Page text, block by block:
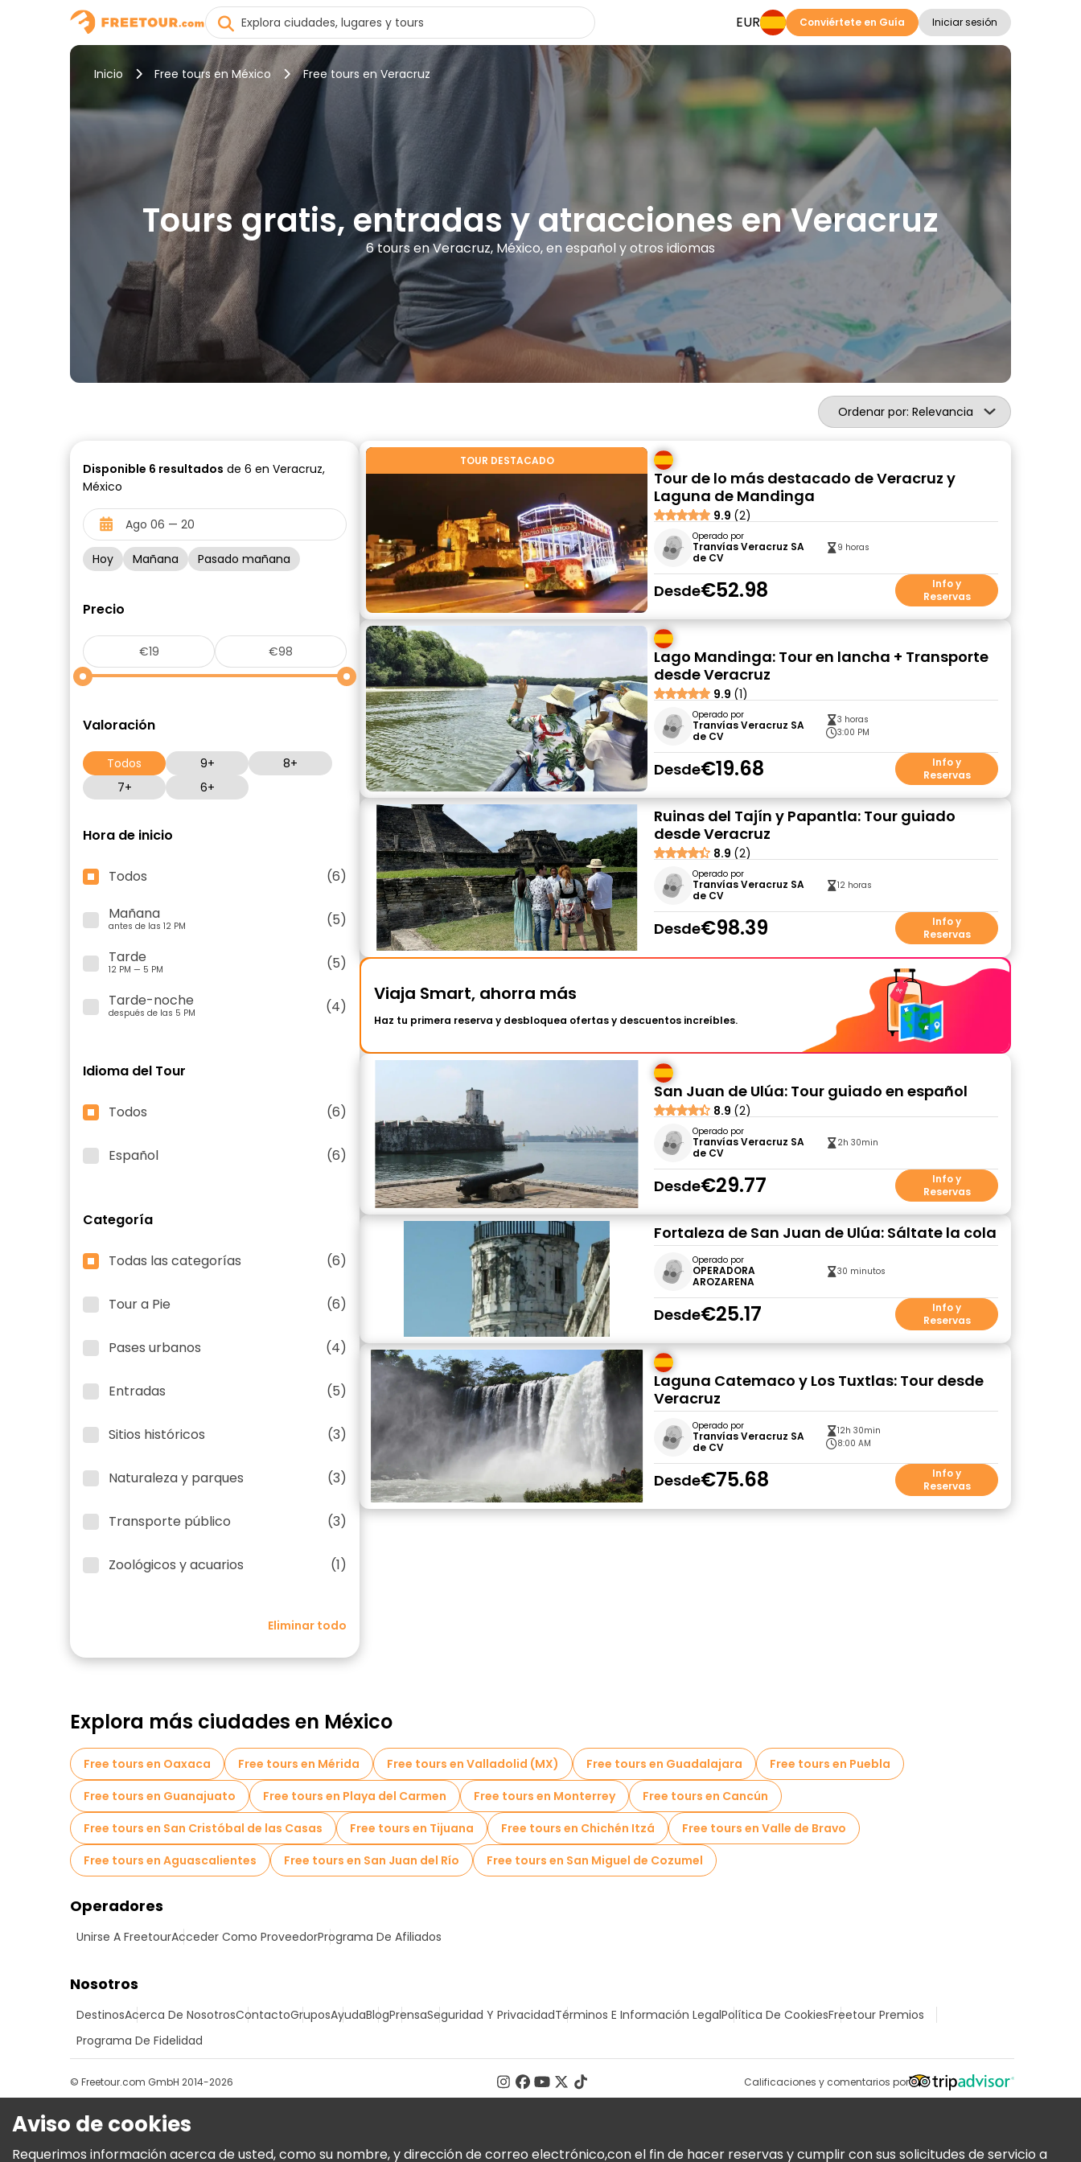
EUR Conviértete en Guía Iniciar sesión
Inicio Free tours en México Free tours en Veracruz
Tours gratis, entradas y atracciones en Veracruz
6 tours en Veracruz, México, en español y otros idiomas
Ordenar por: Relevancia
Disponible 6 resultados de 6 en Veracruz,
México
Hoy Mañana Pasado mañana
Precio
Valoración
Todos 9+
8+
7+
6+
Hora de inicio
Todos
(6)
Mañana
antes de las 12 PM
(5)
Tarde
12 PM — 5 PM
(5)
Tarde-noche
después de las 5 PM (4)
Idioma del Tour
Todos (6)
Español (6)
Categoría
Todas las categorías (6)
Tour a Pie (6)
Pases urbanos (4)
Entradas (5)
Sitios históricos (3)
Naturaleza y parques (3)
Transporte público (3)
Zoológicos y acuarios (1)
Eliminar todo
TOUR DESTACADO
Tour de lo más destacado de Veracruz y
Laguna de Mandinga
9.9 (2)
Operado por
Tranvías Veracruz SA
de CV
9 horas
Desde€52.98
Info y
Reservas
Lago Mandinga: Tour en lancha + Transporte
desde Veracruz
9.9 (1)
Operado por
Tranvías Veracruz SA
de CV
3 horas
3:00 PM
Desde€19.68
Info y
Reservas
Ruinas del Tajín y Papantla: Tour guiado
desde Veracruz
8.9 (2)
Operado por
Tranvías Veracruz SA
de CV
12 horas
Desde€98.39
Info y
Reservas
Viaja Smart, ahorra más
Haz tu primera reserva y desbloquea ofertas y descuentos increíbles.
San Juan de Ulúa: Tour guiado en español
8.9 (2)
Operado por
Tranvías Veracruz SA
de CV
2h 30min
Desde€29.77
Info y
Reservas
Fortaleza de San Juan de Ulúa: Sáltate la cola
Operado por
OPERADORA
AROZARENA
30 minutos
Desde€25.17
Info y
Reservas
Laguna Catemaco y Los Tuxtlas: Tour desde
Veracruz
Operado por
Tranvías Veracruz SA
de CV
12h 30min
8:00 AM
Desde€75.68
Info y
Reservas
Explora más ciudades en México
Free tours en Oaxaca Free tours en Mérida Free tours en Valladolid (MX) Free tours en Guadalajara
Free tours en Puebla
Free tours en Guanajuato
Free tours en Playa del Carmen Free tours en Monterrey
Free tours en Cancún
Free tours en San Cristóbal de las Casas
Free tours en Tijuana Free tours en Chichén Itzá
Free tours en Valle de Bravo
Free tours en Aguascalientes
Free tours en San Juan del Río Free tours en San Miguel de Cozumel
Operadores
Unirse A FreetourAcceder Como ProveedorPrograma De Afiliados
Nosotros
DestinosAcerca De NosotrosContactoGruposAyudaBlogPrensaSeguridad Y PrivacidadTérminos E Información LegalPolítica De CookiesFreetour Premios
Programa De Fidelidad
Calificaciones y comentarios por
© Freetour.com GmbH 2014-2026
Aviso de cookies
Requerimos información acerca de usted, como su nombre, y dirección de correo electrónico,con el fin de hacer reservas y cumplir con sus solicitudes de servicio a